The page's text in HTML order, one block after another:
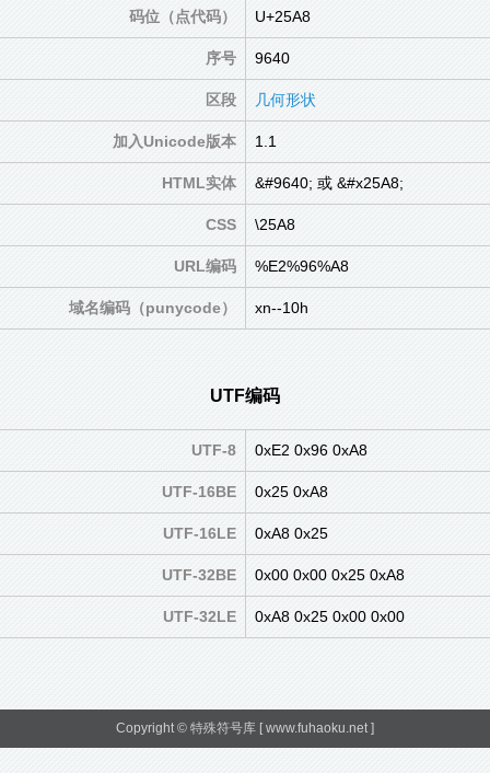
码位（点代码） U+25A8
序号 9640
区段 几何形状
加入Unicode版本 1.1
HTML实体 &#9640; 或 &#x25A8;
CSS \25A8
URL编码 %E2%96%A8
域名编码（punycode） xn--10h
UTF编码
UTF-8 0xE2 0x96 0xA8
UTF-16BE 0x25 0xA8
UTF-16LE 0xA8 0x25
UTF-32BE 0x00 0x00 0x25 0xA8
UTF-32LE 0xA8 0x25 0x00 0x00
Copyright © 特殊符号库 [ www.fuhaoku.net ]